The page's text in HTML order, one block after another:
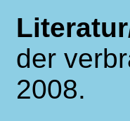
der
2008.